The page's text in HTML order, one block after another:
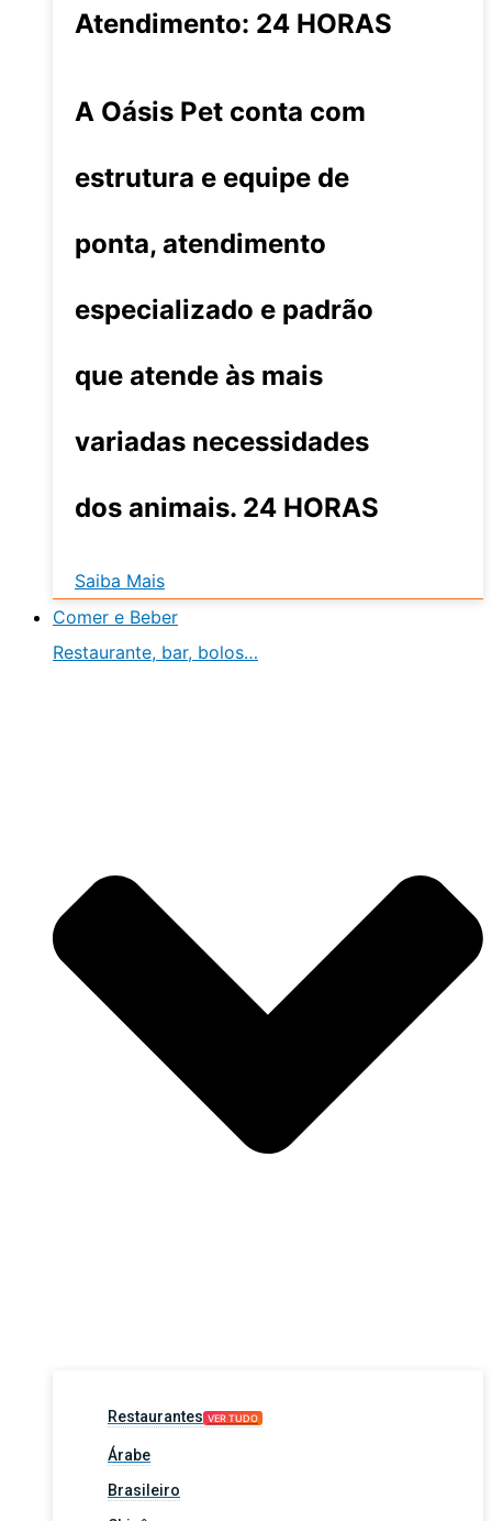
Atendimento: 24 HORAS
A Oásis Pet conta com
estrutura e equipe de
ponta, atendimento
especializado e padrão
que atende às mais
variadas necessidades
dos animais. 24 HORAS
Saiba Mais
Comer e Beber
Restaurante, bar, bolos…
Restaurantes VER TUDO
Árabe
Brasileiro